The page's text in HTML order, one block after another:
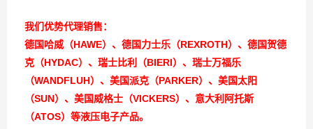
我们优势代理销售：
德国哈威（HAWE）、德国力士乐（REXROTH）、德国贺德
克（HYDAC）、瑞士比利（BIERI）、瑞士万福乐
（WANDFLUH）、美国派克（PARKER）、美国太阳
（SUN）、美国威格士（VICKERS）、意大利阿托斯
（ATOS）等液压电子产品。